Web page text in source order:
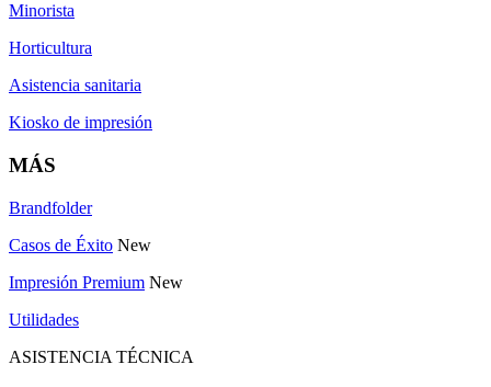
Minorista
Horticultura
Asistencia sanitaria
Kiosko de impresión
MÁS
Brandfolder
Casos de Éxito New
Impresión Premium New
Utilidades
ASISTENCIA TÉCNICA